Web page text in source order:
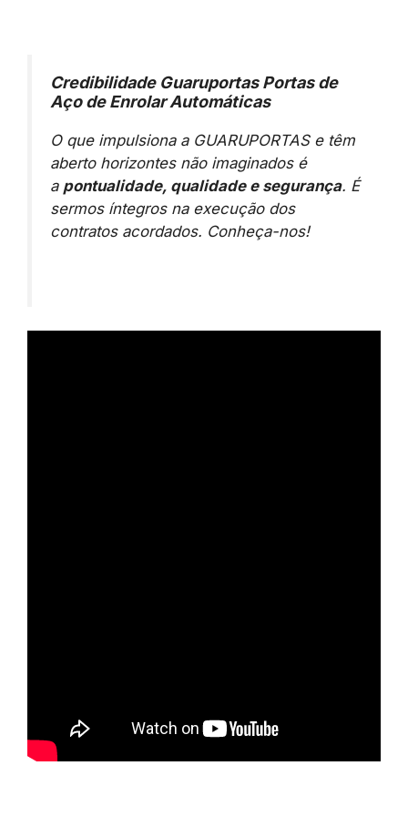
Credibilidade Guaruportas Portas de
Aço de Enrolar Automáticas
O que impulsiona a GUARUPORTAS e têm
aberto horizontes não imaginados é
a pontualidade, qualidade e segurança. É
sermos íntegros na execução dos
contratos acordados. Conheça-nos!